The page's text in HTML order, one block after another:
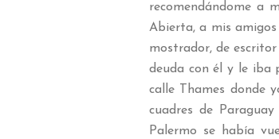
recomendándome a
Abierta, a mis
mostrador, de
deuda con él y le iba
calle Thames donde
cuadres de
Palermo se había